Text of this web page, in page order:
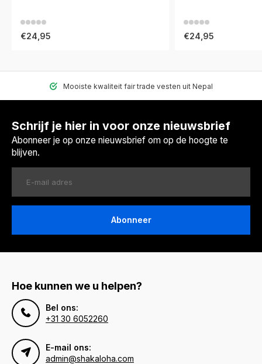
€24,95 €24,95
Mooiste kwaliteit fair trade vesten uit Nepal
Schrijf je hier in voor onze nieuwsbrief
Abonneer je op onze nieuwsbrief om op de hoogte te
blijven.
Abonneer
Hoe kunnen we u helpen?
Bel ons:
+31 30 6052260
E-mail ons:
admin@shakaloha.com